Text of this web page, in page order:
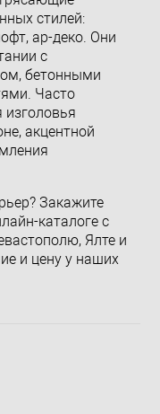
стилей:
ар-деко. Они
с
бетонными
Часто
акцентной
Закажите
каталоге с
Ялте и
и цену у наших